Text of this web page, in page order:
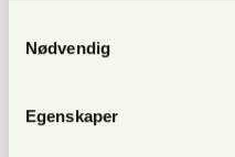
Nødvendig
Egenskaper
n av
muligheten til å øke